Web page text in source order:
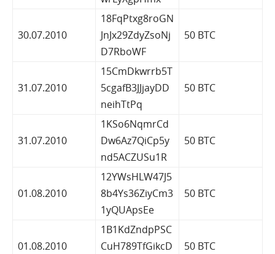
30.07.2010
18FqPtxg8roGN
JnJx29ZdyZsoNj
D7RboWF
50 BTC
31.07.2010
15CmDkwrrb5T
5cgafB3JJjayDD
neihTtPq
50 BTC
31.07.2010
1KSo6NqmrCd
Dw6Az7QiCp5y
nd5ACZUSu1R
50 BTC
01.08.2010
12YWsHLW47J5
8b4Ys36ZiyCm3
1yQUApsEe
50 BTC
01.08.2010
1B1KdZndpPSC
CuH789TfGikcD
50 BTC